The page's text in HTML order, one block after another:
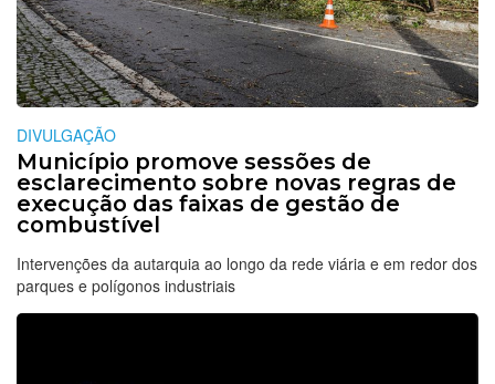
DIVULGAÇÃO
Município promove sessões de
esclarecimento sobre novas regras de
execução das faixas de gestão de
combustível
Intervenções da autarquia ao longo da rede viária e em redor dos
parques e polígonos industriais